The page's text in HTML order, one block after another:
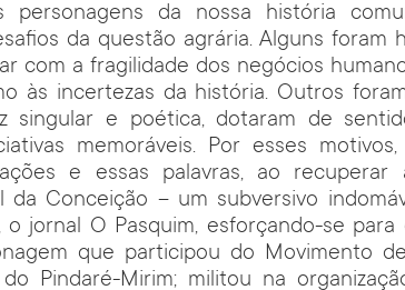
personagens da nossa história
da questão agrária. Alguns foram
com a fragilidade dos negócios
às incertezas da história. Outros
singular e poética, dotaram de
memoráveis. Por esses
e essas palavras, ao
da Conceição – um subversivo
o jornal O Pasquim, esforçando-se
que participou do Movimento
Pindaré-Mirim; militou na